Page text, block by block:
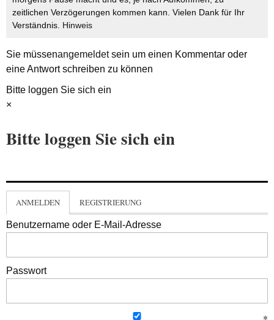
zeitlichen Verzögerungen kommen kann. Vielen Dank für Ihr
Verständnis. Hinweis
Sie müssenangemeldetsein um einen Kommentar oder
eine Antwort schreiben zu können
Bitte loggen Sie sich ein
×
Bitte loggen Sie sich ein
ANMELDEN REGISTRIERUNG
Benutzername oder E-Mail-Adresse
Passwort